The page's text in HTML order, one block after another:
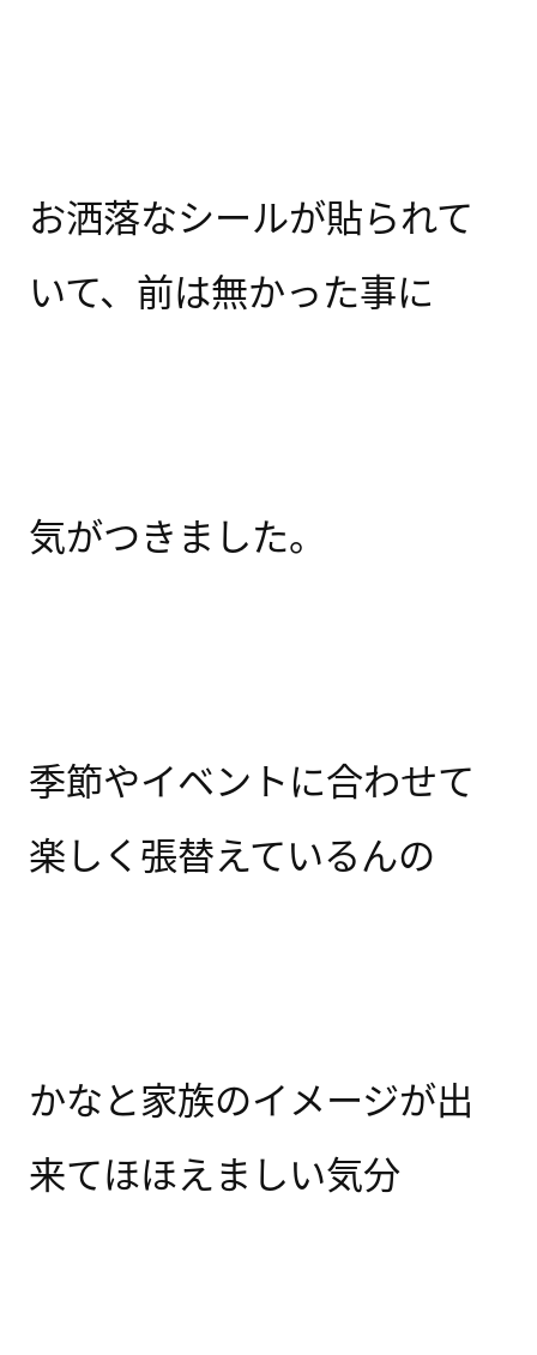
お洒落なシールが貼られて
いて、前は無かった事に
気がつきました。
季節やイベントに合わせて
楽しく張替えているんの
かなと家族のイメージが出
来てほほえましい気分